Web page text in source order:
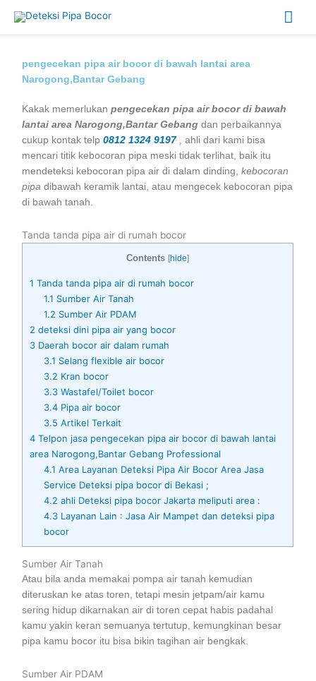
content
pengecekan pipa air bocor di bawah lantai area
Narogong,Bantar Gebang
Kakak memerlukan pengecekan pipa air bocor di bawah
lantai area Narogong,Bantar Gebang dan perbaikannya
cukup kontak telp 0812 1324 9197, ahli dari kami bisa
mencari titik kebocoran pipa meski tidak terlihat, baik itu
mendeteksi kebocoran pipa air di dalam dinding,kebocoran
pipa dibawah keramik lantai, atau mengecek kebocoran pipa
di bawah tanah.
Tanda tanda pipa air di rumah bocor
Contents [hide]
1 Tanda tanda pipa air di rumah bocor
1.1 Sumber Air Tanah
1.2 Sumber Air PDAM
2 deteksi dini pipa air yang bocor
3 Daerah bocor air dalam rumah
3.1 Selang flexible air bocor
3.2 Kran bocor
3.3Wastafel/Toilet bocor
3.4Pipa air bocor
3.5 Artikel Terkait
4 Telpon jasa pengecekan pipa air bocor di bawah lantai
area Narogong,Bantar Gebang Professional
4.1 Area Layanan Deteksi Pipa Air Bocor Area Jasa
Service Deteksi pipa bocor di Bekasi ;
4.2 ahli Deteksi pipa bocor Jakarta meliputi area :
4.3Layanan Lain : Jasa Air Mampet dan deteksi pipa
bocor
Sumber Air Tanah
Atau bila anda memakai pompa air tanah kemudian
diteruskan ke atas toren, tetapi mesin jetpam/air kamu
sering hidup dikarnakan air di toren cepat habis padahal
kamu yakin keran semuanya tertutup, kemungkinan besar
pipa kamu bocor itu bisa bikin tagihan air bengkak.
Sumber Air PDAM